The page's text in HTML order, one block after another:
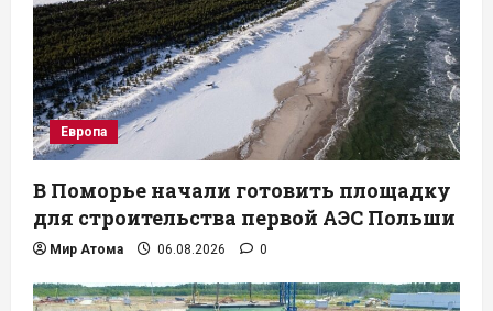
Европа
В Поморье начали готовить площадку
для строительства первой АЭС Польши
Мир Атома 06.08.2026 0